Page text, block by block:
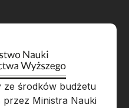
ze środków budżetu
Ministra Nauki